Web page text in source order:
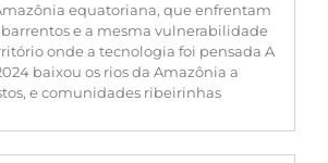
equatoriana, que enfrentam
barrentos e a mesma vulnerabilidade
onde a tecnologia foi pensada A
baixou os rios da Amazônia a
e comunidades ribeirinhas